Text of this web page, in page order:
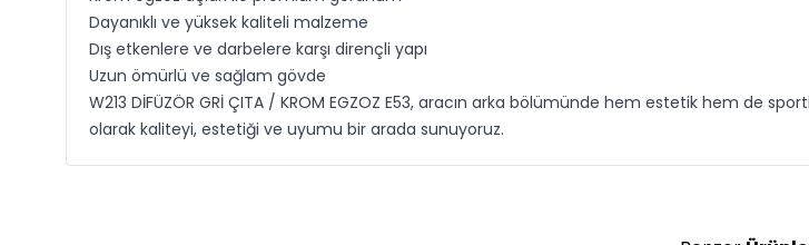
Dayanıklı ve yüksek kaliteli malzeme
Dış etkenlere ve darbelere karşı dirençli yapı
Uzun ömürlü ve sağlam gövde
W213 DİFÜZÖR GRİ ÇITA / KROM EGZOZ E53, aracın arka bölümünde hem estetik hem de
olarak kaliteyi, estetiği ve uyumu bir arada sunuyoruz.